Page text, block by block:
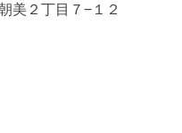
美２丁目７−１２